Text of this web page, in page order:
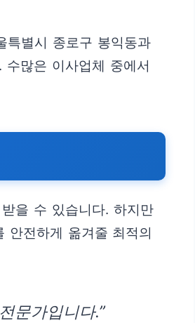
특별시 종로구 봉익동과
많은 이사업체 중에서
을 수 있습니다. 하지만
안전하게 옮겨줄 최적의
문가입니다.”